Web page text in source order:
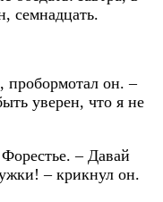
семнадцать.
пробормотал он. –
уверен, что я не
– Давай
– крикнул он.